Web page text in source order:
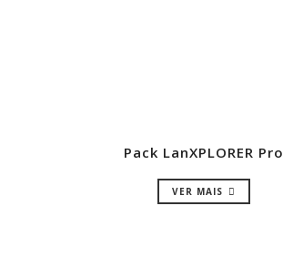
Pack LanXPLORER Pro
VER MAIS